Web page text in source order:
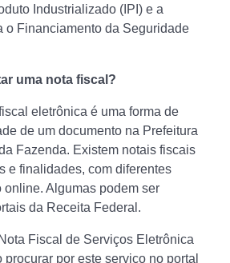
Industrializado (IPI) e a
o Financiamento da Seguridade
uma nota fiscal?
eletrônica é uma forma de
de um documento na Prefeitura
Fazenda. Existem notais fiscais
e finalidades, com diferentes
online. Algumas podem ser
da Receita Federal.
Fiscal de Serviços Eletrônica
procurar por este serviço no portal